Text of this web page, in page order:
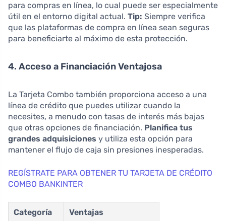
para compras en línea, lo cual puede ser especialmente
útil en el entorno digital actual. Tip: Siempre verifica
que las plataformas de compra en línea sean seguras
para beneficiarte al máximo de esta protección.
4. Acceso a Financiación Ventajosa
La Tarjeta Combo también proporciona acceso a una
línea de crédito que puedes utilizar cuando la
necesites, a menudo con tasas de interés más bajas
que otras opciones de financiación. Planifica tus
grandes adquisiciones y utiliza esta opción para
mantener el flujo de caja sin presiones inesperadas.
REGÍSTRATE PARA OBTENER TU TARJETA DE CRÉDITO
COMBO BANKINTER
Categoría Ventajas